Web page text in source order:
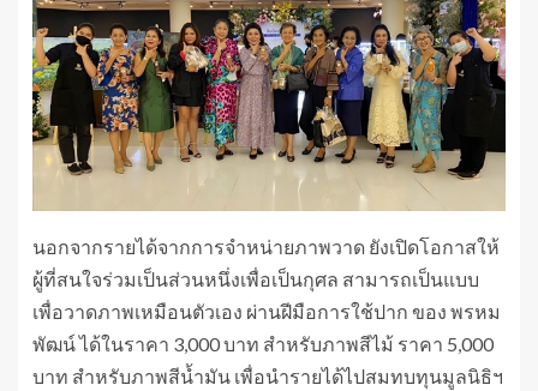
นอกจากรายได้จากการจำหน่ายภาพวาด ยังเปิดโอกาสให้
ผู้ที่สนใจร่วมเป็นส่วนหนึ่งเพื่อเป็นกุศล สามารถเป็นแบบ
เพื่อวาดภาพเหมือนตัวเอง ผ่านฝีมือการใช้ปาก ของ พรหม
พัฒน์ ได้ในราคา 3,000 บาท สำหรับภาพสีไม้ ราคา 5,000
บาท สำหรับภาพสีน้ำมัน เพื่อนำรายได้ไปสมทบทุนมูลนิธิฯ